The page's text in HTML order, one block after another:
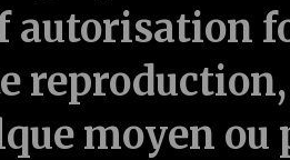
autorisation
moyen ou